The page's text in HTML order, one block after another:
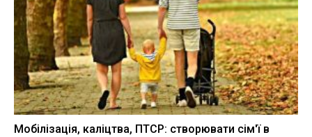
Мобілізація, каліцтва, ПТСР: створювати сім'ї в